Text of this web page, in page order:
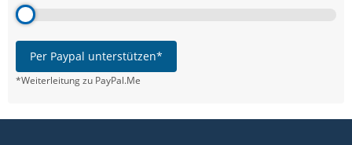
Per Paypal unterstützen*
*Weiterleitung zu PayPal.Me